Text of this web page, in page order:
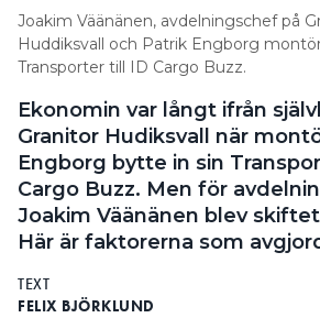
internet via protokollet OCPP 1.6-J
och som därigenom kan styras av
när vi behöver den som deltagare i
vår flextjänst, berättar Henrik
Näsström, marknadschef hos
Varberg Energi. Det kommunala
elbolaget har sedan 1 februari avtal
med Svenska kraftnät som
balansansvarig och kan
tjänsterna.
Joakim Väänänen, avdelningschef på
Huddiksvall och Patrik Engborg
Transporter till ID Cargo Buzz.
Ekonomin var långt ifrån
Granitor Hudiksvall när
Engborg bytte in sin
Cargo Buzz. Men för
Joakim Väänänen blev
Här är faktorerna som
TEXT
FELIX BJÖRKLUND